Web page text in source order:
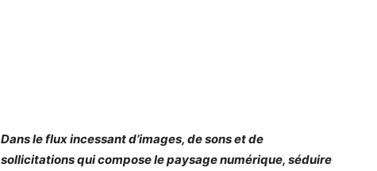
Dans le flux incessant d’images, de sons et de
sollicitations qui compose le paysage numérique, séduire